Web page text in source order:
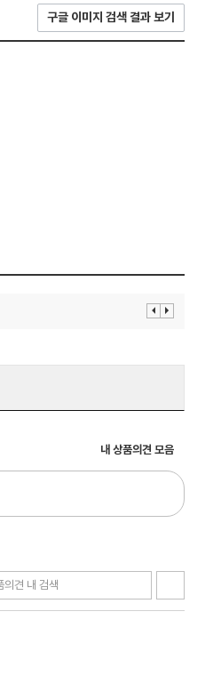
구글 이미지 검색 결과 보기
이 다
내 상품의견 모음